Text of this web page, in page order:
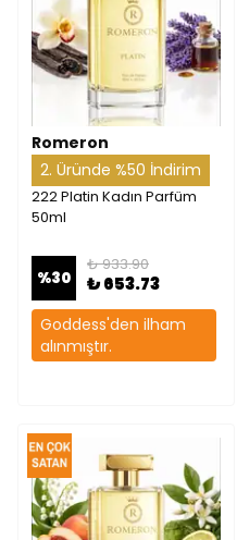
Romeron
2. Üründe %50 İndirim
222 Platin Kadın Parfüm
50ml
%30
₺ 933.90
₺ 653.73
Goddess'den ilham
alınmıştır.